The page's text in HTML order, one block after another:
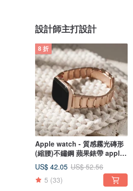
設計師主打設計
8 折
Apple watch - 質感霧光磚形
(縮腰)不鏽鋼 蘋果錶帶 apple
watch
US$ 42.05 US$ 52.56
5 (33)